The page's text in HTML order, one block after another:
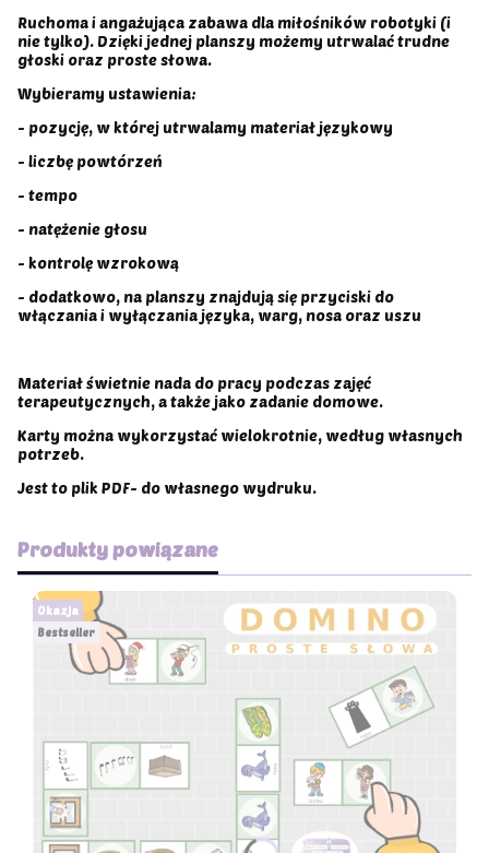
Ruchoma i angażująca zabawa dla miłośników robotyki (i
nie tylko). Dzięki jednej planszy możemy utrwalać trudne
głoski oraz proste słowa.
Wybieramy ustawienia:
- pozycję, w której utrwalamy materiał językowy
- liczbę powtórzeń
- tempo
- natężenie głosu
- kontrolę wzrokową
- dodatkowo, na planszy znajdują się przyciski do
włączania i wyłączania języka, warg, nosa oraz uszu
Materiał świetnie nada do pracy podczas zajęć
terapeutycznych, a także jako zadanie domowe.
Karty można wykorzystać wielokrotnie, według własnych
potrzeb.
Jest to plik PDF- do własnego wydruku.
Produkty powiązane
Okazja
Bestseller